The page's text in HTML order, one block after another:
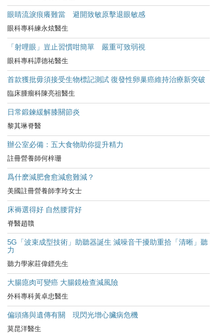
眼睛流淚痕癢難當 避開致敏原擊退眼敏感
眼科專科練永炫醫生
「射哩眼」豈止習慣咁簡單 嚴重可致弱視
眼科專科譚德祐醫生
首款獲批毋須接受生物標記測試 復發性卵巢癌維持治療新突破
臨床腫瘤科陳亮祖醫生
日常鍛鍊緩解膝關節炎
黎其琳脊醫
辦公室必備：五大食物助你提升精力
註冊營養師何梓珊
爲什麽減肥會愈減愈難減？
美國註冊營養師李玲女士
床褥選得好 自然腰背好
脊醫趙贛
5G「波束成型技術」助聽器誕生 減噪音干擾助重拾「清晰」聽
力
聽力學家莊偉鏢先生
大腸瘜肉可變癌 大腸鏡檢查減風險
外科專科黃卓忠醫生
偏頭痛與遺傳有關 現閃光增心臟病危機
莫昆洋醫生